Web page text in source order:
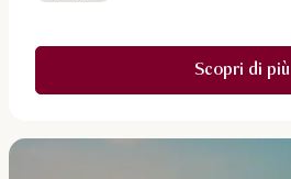
Scopri di più